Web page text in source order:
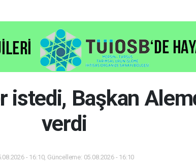
istedi, Başkan
verdi
- 16:10, Güncelleme: 05.08.2026 - 16:10